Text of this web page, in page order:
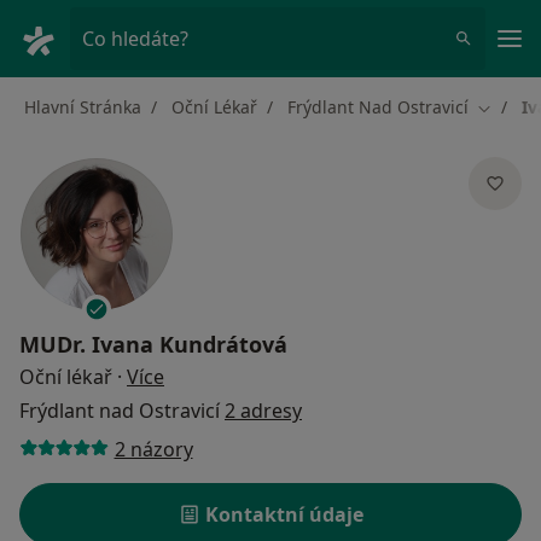
Co hledáte?
Hlavní Stránka Oční Lékař Frýdlant Nad Ostravicí Změna
MUDr. Ivana Kundrátová
Oční lékař · Více
Frýdlant nad Ostravicí2 adresy
2 názory
Kontaktní údaje